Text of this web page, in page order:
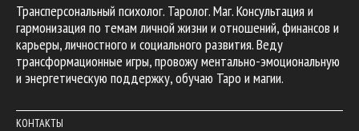
Трансперсональный психолог. Таролог. Маг. Консультация и
гармонизация по темам личной жизни и отношений, финансов и
карьеры, личностного и социального развития. Веду
трансформационные игры, провожу ментально-эмоциональную
и энергетическую поддержку, обучаю Таро и магии.
КОНТАКТЫ